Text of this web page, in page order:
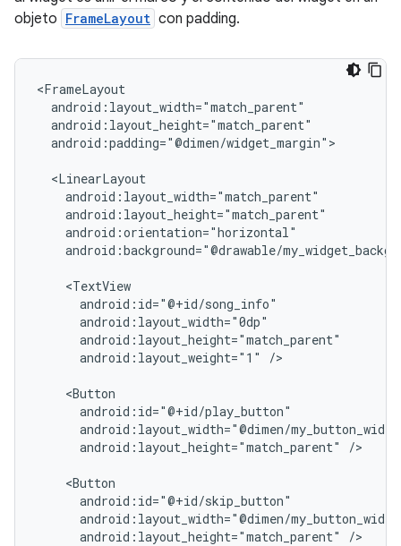
objeto FrameLayout con padding.
android:padding="@dimen/widget_margin">
android:background="@drawable/
android:layout_weight="1"
/>
android:layout_height="match_parent" />
android:layout_height="match_parent"